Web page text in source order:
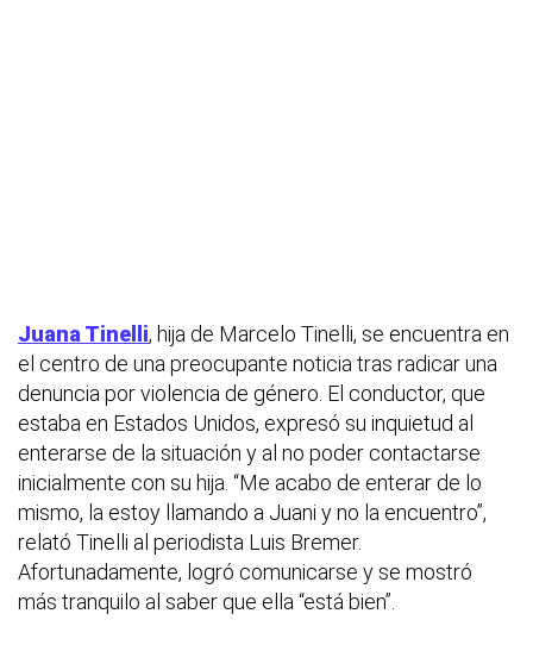
Juana Tinelli, hija de Marcelo Tinelli, se encuentra en
el centro de una preocupante noticia tras radicar una
denuncia por violencia de género. El conductor, que
estaba en Estados Unidos, expresó su inquietud al
enterarse de la situación y al no poder contactarse
inicialmente con su hija. “Me acabo de enterar de lo
mismo, la estoy llamando a Juani y no la encuentro”,
relató Tinelli al periodista Luis Bremer.
Afortunadamente, logró comunicarse y se mostró
más tranquilo al saber que ella “está bien”.